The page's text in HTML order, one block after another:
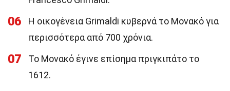
06
Η οικογένεια Grimaldi κυβερνά το Μονακό για
περισσότερα από 700 χρόνια.
07
Το Μονακό έγινε επίσημα πριγκιπάτο το
1612.